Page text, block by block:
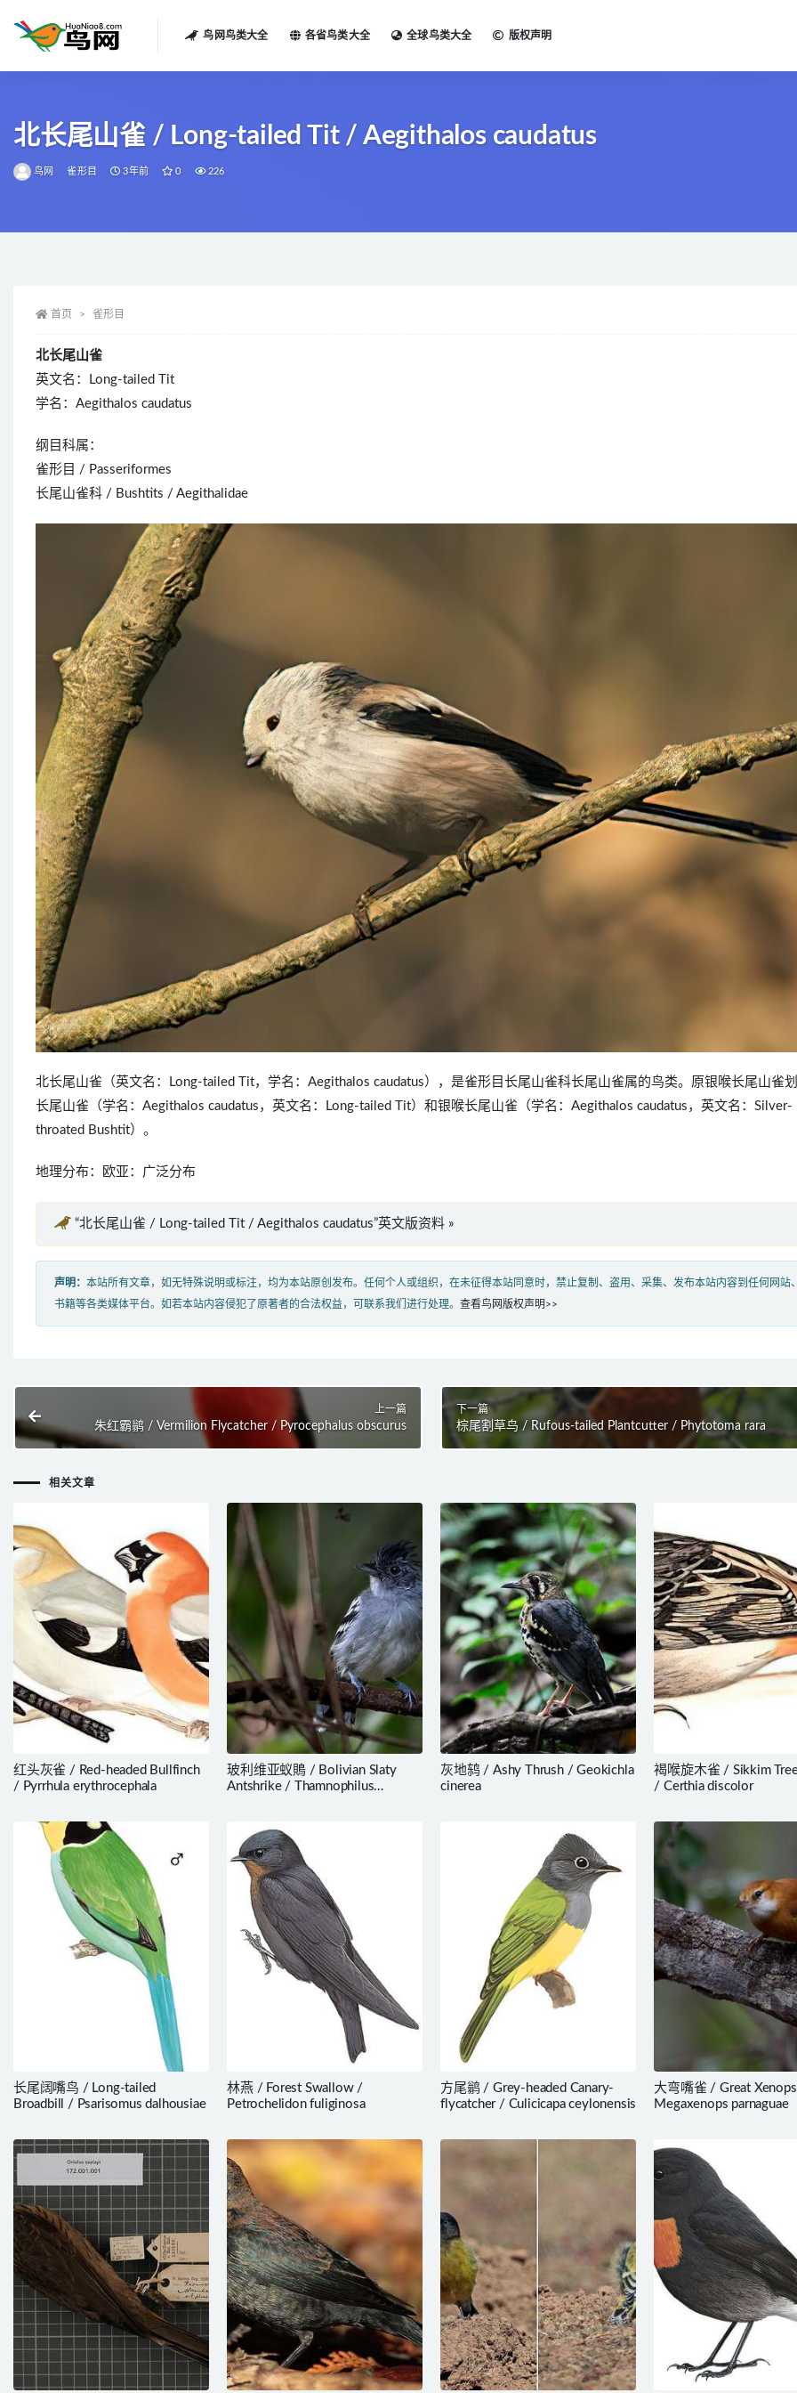
鸟网鸟类大全 各省鸟类大全 全球鸟类大全 版权声明
北长尾山雀 / Long-tailed Tit / Aegithalos caudatus
鸟网 雀形目 3年前 0 226
首页 雀形目
北长尾山雀
英文名：Long-tailed Tit
学名：Aegithalos caudatus
纲目科属：
雀形目 / Passeriformes
长尾山雀科 / Bushtits / Aegithalidae
北长尾山雀（英文名：Long-tailed Tit，学名：Aegithalos caudatus），是雀形目长尾山雀科长尾山雀属的鸟类。原银喉长尾山雀
长尾山雀（学名：Aegithalos caudatus，英文名：Long-tailed Tit）和银喉长尾山雀（学名：Aegithalos caudatus，英文名：Silver-
throated Bushtit）。
地理分布：欧亚：广泛分布
“北长尾山雀 / Long-tailed Tit / Aegithalos caudatus”英文版资料 »
声明： 本站所有文章，如无特殊说明或标注，均为本站原创发布。任何个人或组织，在未征得本站同意时，禁止复制、盗用、采集、发布本站内容到任何网站
书籍等各类媒体平台。如若本站内容侵犯了原著者的合法权益，可联系我们进行处理。 查看鸟网版权声明>>
上一篇
朱红霸鹟 / Vermilion Flycatcher / Pyrocephalus obscurus
下一篇
棕尾割草鸟 / Rufous-tailed Plantcutter / Phytotoma rara
相关文章
红头灰雀 / Red-headed Bullfinch
/ Pyrrhula erythrocephala
玻利维亚蚁鵙 / Bolivian Slaty
Antshrike / Thamnophilus
灰地鸫 / Ashy Thrush / Geokichla
cinerea
褐喉旋木雀 / Sikkim
/ Certhia discolor
长尾阔嘴鸟 / Long-tailed
Broadbill / Psarisomus dalhousiae
林燕 / Forest Swallow /
Petrochelidon fuliginosa
方尾鹟 / Grey-headed Canary-
flycatcher / Culicicapa ceylonensis
大弯嘴雀 / Great
Megaxenops parnaguae